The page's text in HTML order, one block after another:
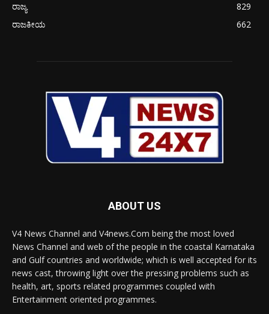
ರಾಜ್ಯ
829
ರಾಜಕೀಯ
662
ABOUT US
V4 News Channel and V4news.Com being the most loved
News Channel and web of the people in the coastal Karnataka
and Gulf countries and worldwide; which is well accepted for its
news cast, throwing light over the pressing problems such as
health, art, sports related programmes coupled with
Entertainment oriented programmes.